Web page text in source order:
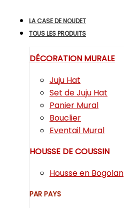
LA CASE DE NOUDET
TOUS LES PRODUITS
DÉCORATION MURALE
Juju Hat
Set de Juju Hat
Panier Mural
Bouclier
Eventail Mural
HOUSSE DE COUSSIN
Housse en Bogolan
PAR PAYS